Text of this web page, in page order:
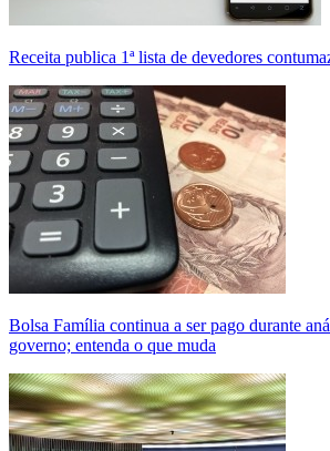
Receita publica 1ª lista de devedores
Bolsa Família continua a ser pago durante
governo; entenda o que muda